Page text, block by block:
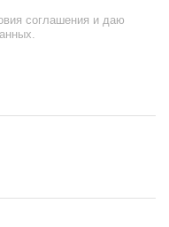
соглашения и даю